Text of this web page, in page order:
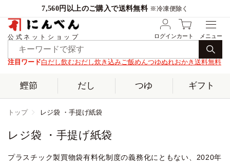
7,560円以上のご購入で送料無料 ※冷凍便除く
公式ネットショップ ログインカート
注目ワード白だし飲むおだし炊き込みご飯めんつゆぬれおかき 送料無料
鰹節 だし つゆ ギフト
トップ レジ袋 ・手提げ紙袋
レジ袋 ・手提げ紙袋
プラスチック製買物袋有料化制度の義務化にともない、2020年